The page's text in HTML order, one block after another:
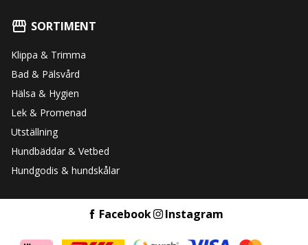
SORTIMENT
Klippa & Trimma
Bad & Pälsvård
Hälsa & Hygien
Lek & Promenad
Utställning
Hundbäddar & Vetbed
Hundgodis & hundskålar
Facebook Instagram